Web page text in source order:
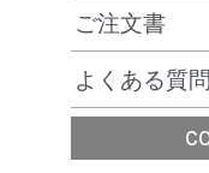
ご注文書
よくある質問